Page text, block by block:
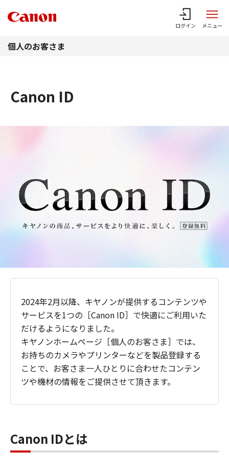
ログイン メニュー
個人のお客さま
Canon ID
2024年2月以降、キヤノンが提供するコンテンツや
サービスを1つの［Canon ID］で快適にご利用いた
だけるようになりました。
キヤノンホームページ［個人のお客さま］では、
お持ちのカメラやプリンターなどを製品登録する
ことで、お客さま一人ひとりに合わせたコンテン
ツや機材の情報をご提供させて頂きます。
Canon IDとは